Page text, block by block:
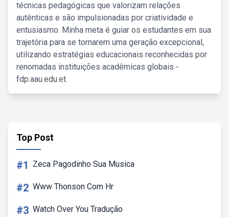
técnicas pedagógicas que valorizam relações
autênticas e são impulsionadas por criatividade e
entusiasmo. Minha meta é guiar os estudantes em sua
trajetória para se tornarem uma geração excepcional,
utilizando estratégias educacionais reconhecidas por
renomadas instituições acadêmicas globais -
fdp.aau.edu.et.
Top Post
#1 Zeca Pagodinho Sua Musica
#2 Www Thonson Com Hr
#3 Watch Over You Tradução